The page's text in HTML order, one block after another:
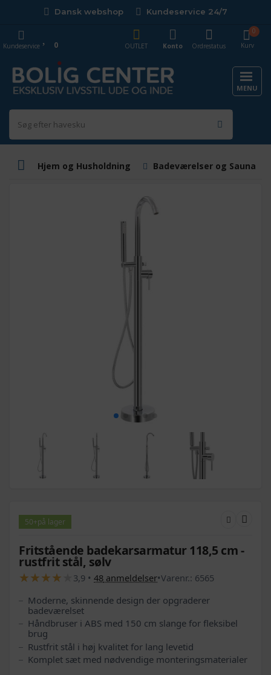
Dansk webshop Kundeservice 24/7
Kurv
0
OUTLET
Konto Ordrestatus
Kundeservice 0
MENU
Hjem og Husholdning Badeværelser og Saunaer
50+på lager
Fritstående badekarsarmatur 118,5 cm -
rustfrit stål, sølv
★
★★
★★
★★
★ 3,9 • 48 anmeldelser•Varenr.: 6565
Moderne, skinnende design der opgraderer
badeværelset
Håndbruser i ABS med 150 cm slange for fleksibel
brug
Rustfrit stål i høj kvalitet for lang levetid
Komplet sæt med nødvendige monteringsmaterialer